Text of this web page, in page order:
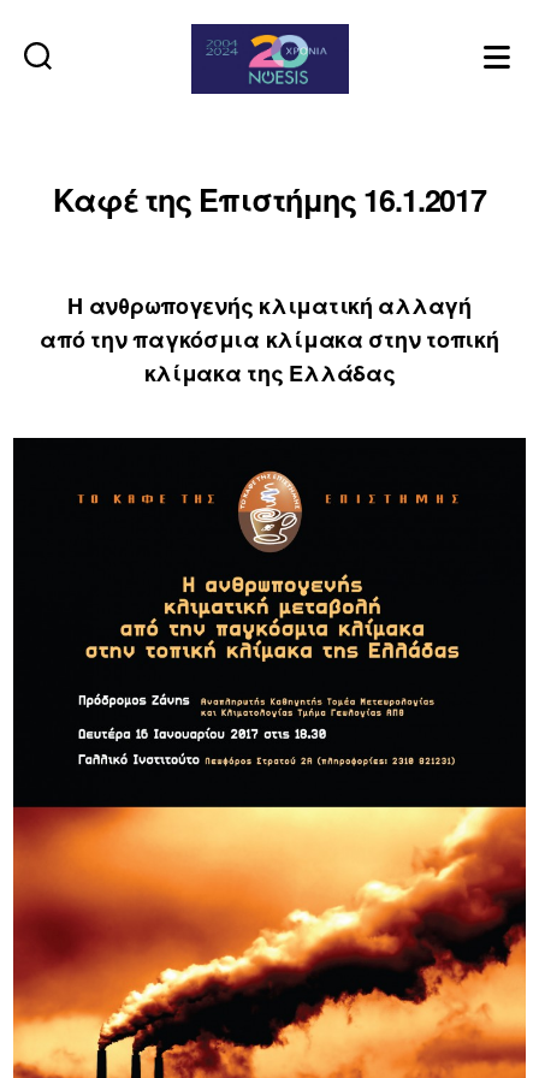
Καφέ της Επιστήμης 16.1.2017
Η ανθρωπογενής κλιματική αλλαγή
από την παγκόσμια κλίμακα στην τοπική
κλίμακα της Ελλάδας